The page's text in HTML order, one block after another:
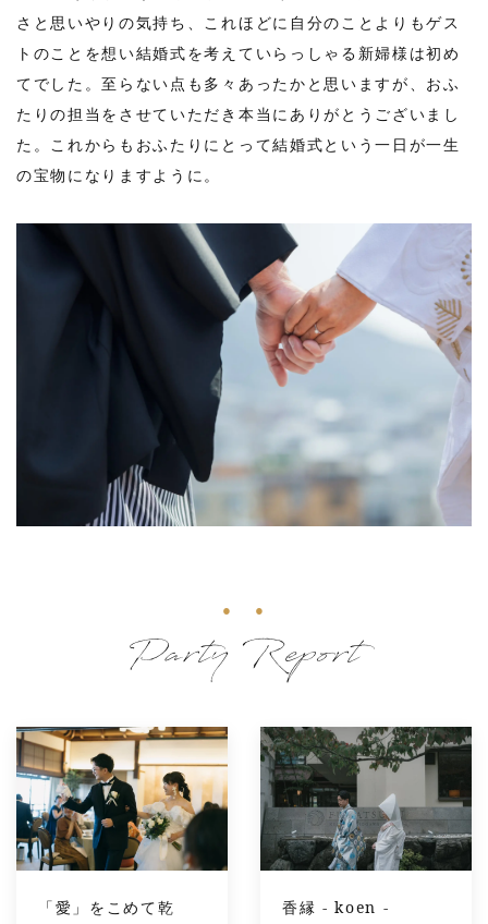
さと思いやりの気持ち、これほどに自分のことよりもゲス
トのことを想い結婚式を考えていらっしゃる新婦様は初め
てでした。至らない点も多々あったかと思いますが、おふ
たりの担当をさせていただき本当にありがとうございまし
た。これからもおふたりにとって結婚式という一日が一生
の宝物になりますように。
Party Report
「愛」をこめて乾
香縁 - koen -